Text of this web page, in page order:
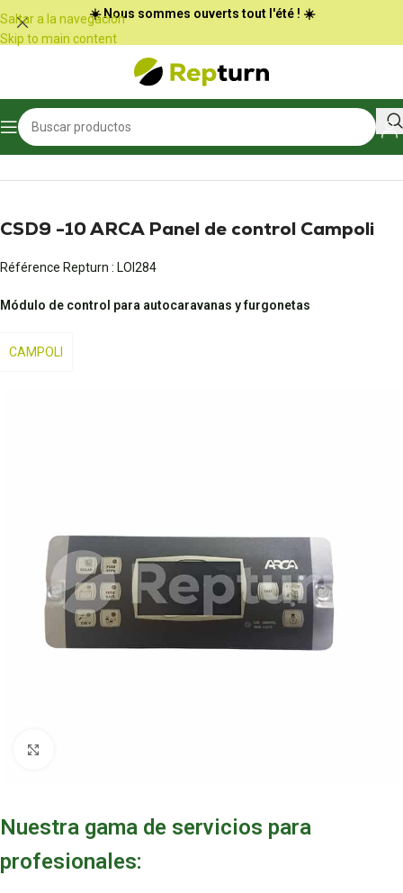
Panel de gestión de cookies
Saltar a la navegación
Skip to main content
☀️ Nous sommes ouverts tout l'été ! ☀️
Inicio/Autocaravanas y furgonetas
CSD9 -10 ARCA Panel de control Campoli
Référence Repturn : LOI284
Módulo de control para autocaravanas y furgonetas
CAMPOLI
Nuestra gama de servicios para
profesionales: